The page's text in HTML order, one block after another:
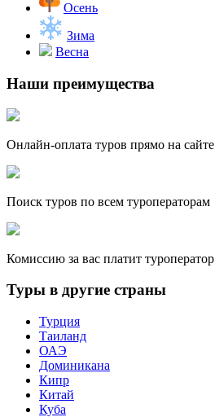
Осень
Зима
Весна
Наши преимущества
Онлайн-оплата туров прямо на сайте
Поиск туров по всем туроператорам
Комиссию за вас платит туроператор
Туры в другие страны
Турция
Таиланд
ОАЭ
Доминикана
Кипр
Китай
Куба